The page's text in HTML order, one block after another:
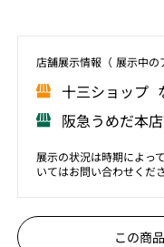
店舗展⽰情報（ 展⽰中の
⼗三ショップ
阪急うめだ本
展示の状況は時期によっ
いてはお問い合わせくださ
この商